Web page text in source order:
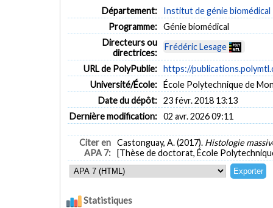
Département:
Institut de génie biomédical
Programme: Génie biomédical
Directeurs ou
directrices:
Frédéric Lesage
URL de PolyPublie: https://
Université/École: École Polytechnique de
Date du dépôt: 23 févr. 2018 13:13
Dernière modification: 02 avr. 2026 09:11
Citer en
APA 7:
Castonguay, A. (2017). Histologie
[Thèse de doctorat, École
Statistiques